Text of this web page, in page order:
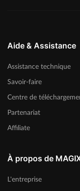
Aide & Assistance
Assistance technique
Savoir-faire
Centre de
Partenariat
Affiliate
À propos de
L'entreprise